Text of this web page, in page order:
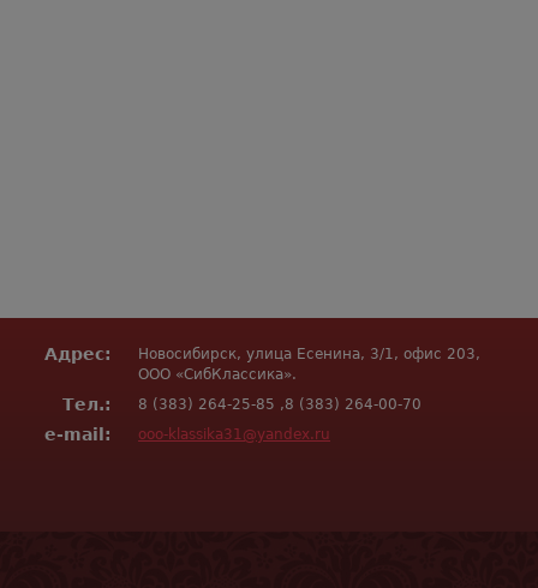
Адрес:
Новосибирск, улица Есенина, 3/1, офис 203,
ООО «СибКлассика».
Тел.: 8 (383) 264-25-85 ,8 (383) 264-00-70
e-mail: ooo-klassika31@yandex.ru